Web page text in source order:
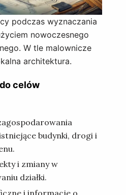
podczas wyznaczania
nowoczesnego
W tle malownicze
architektura.
celów
budynki, drogi i
i zmiany w
działki.